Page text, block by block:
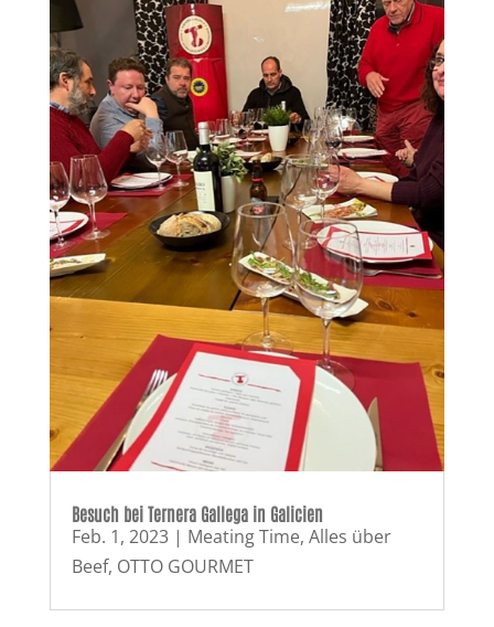
Besuch bei Ternera Gallega in Galicien
Feb. 1, 2023| Meating Time, Alles über
Beef, OTTO GOURMET